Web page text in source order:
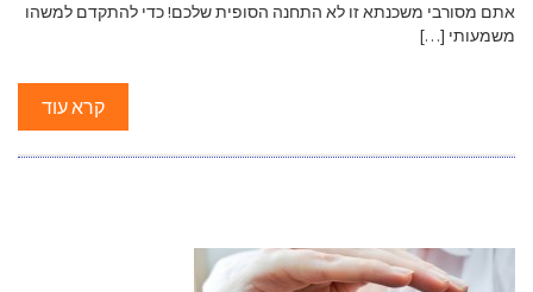
אתם מסורבי משכנתא זו לא התחנה הסופית שלכם! כדי להתקדם למשהו
משמעותי […]
קרא עוד